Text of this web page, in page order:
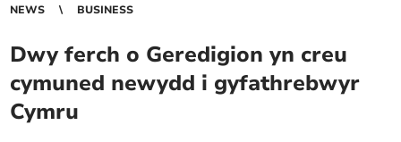
NEWS BUSINESS
Dwy ferch o Geredigion yn creu
cymuned newydd i gyfathrebwyr
Cymru